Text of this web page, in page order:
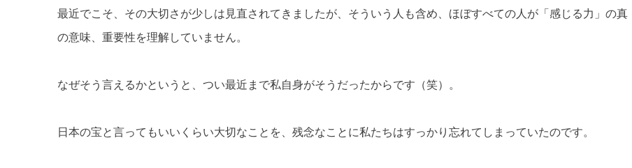
最近でこそ、その大切さが少しは見直されてきましたが、そういう人も含め、ほぼすべての人が「感じる力」の真
の意味、重要性を理解していません。
なぜそう言えるかというと、つい最近まで私自身がそうだったからです（笑）。
日本の宝と言ってもいいくらい大切なことを、残念なことに私たちはすっかり忘れてしまっていたのです。